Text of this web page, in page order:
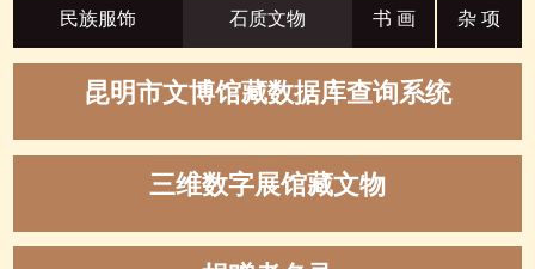
民族服饰 石质文物 书 画 杂 项
昆明市文博馆藏数据库查询系统
三维数字展馆藏文物